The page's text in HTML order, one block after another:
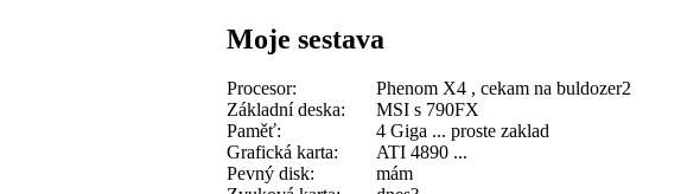
Moje sestava
Procesor:
Phenom X4 , cekam na buldozer2
Základní deska:
MSI s 790FX
Paměť:
4 Giga ... proste zaklad
Grafická karta:
ATI 4890 ...
Pevný disk:
mám